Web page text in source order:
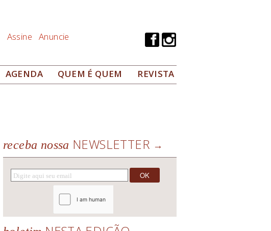
Assine Anuncie
AGENDA QUEM É QUEM REVISTA
receba nossa NEWSLETTER